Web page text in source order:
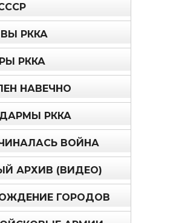
РККА
РККА
НАВЕЧНО
РККА
ВОЙНА
АРХИВ (ВИДЕО)
ГОРОДОВ